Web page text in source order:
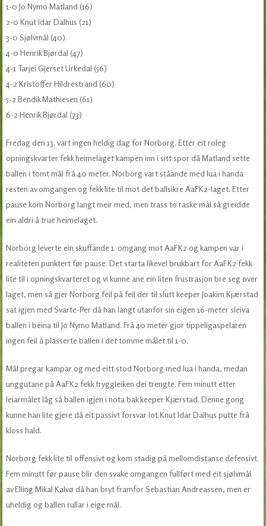
1-0 Jo Nymo Matland (16)
2-0 Knut Idar Dalhus (21)
3-0 Sjølvmål (40)
4-0 Henrik Bjørdal (47)
4-1 Tarjei Gjerset Urkedal (56)
4-2 Kristoffer Hildrestrand (60)
5-2 Bendik Mathiesen (61)
6-2 Henrik Bjørdal (73)
Fredag den 13. vart ingen heldig dag for Norborg. Etter eit roleg
opningskvarter fekk heimelaget kampen inn i sitt spor då Matland sette
ballen i tomt mål frå 40 meter. Norborg vart ståande med lua i handa
resten av omgangen og fekk lite til mot det ballsikre AaFK2-laget. Etter
pause kom Norborg langt meir med, men trass to raske mål så greidde
ein aldri å true heimelaget.
Norborg leverte ein skuffande 1. omgang mot AaFK2 og kampen var i
realiteten punktert før pause. Det starta likevel brukbart for AaFK2 fekk
lite til i opningskvarteret og vi kunne ane ein liten frustrasjon bre seg over
laget, men så gjer Norborg feil på feil der til slutt keeper Joakim Kjærstad
sat igjen med Svarte-Per då han langt utanfor sin eigen 16-meter sleiva
ballen i beina til Jo Nymo Matland. Frå 40 meter gjor tippeligaspelaren
ingen feil å plasserte ballen i det tomme målet til 1-0.
Mål pregar kampar og med eitt stod Norborg med lua i handa, medan
unggutane på AaFK2 fekk tryggleiken dei trengte. Fem minutt etter
leiarmålet låg så ballen igjen i nota bak keeper Kjærstad. Denne gong
kunne han lite gjere då eit passivt forsvar lot Knut Idar Dalhus putte frå
kloss hald.
Norborg fekk lite til offensivt og kom stadig på mellomdistanse defensivt.
Fem minutt før pause blir den svake omgangen fullført med eit sjølvmål
av Elling Mikal Kalvø då han bryt framfor Sebastian Andreassen, men er
uheldig og ballen rullar i eige mål.